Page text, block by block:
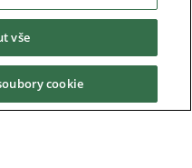
vše
cookie